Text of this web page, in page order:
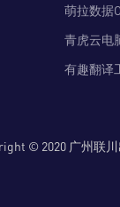
萌拉数据
青虎云电
有趣翻译
© 2020 广州联